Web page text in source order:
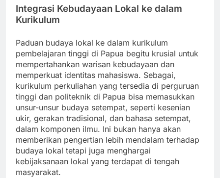
Integrasi Kebudayaan Lokal ke dalam
Kurikulum
Paduan budaya lokal ke dalam kurikulum
pembelajaran tinggi di Papua begitu krusial untuk
mempertahankan warisan kebudayaan dan
memperkuat identitas mahasiswa. Sebagai,
kurikulum perkuliahan yang tersedia di perguruan
tinggi dan politeknik di Papua bisa memasukkan
unsur-unsur budaya setempat, seperti kesenian
ukir, gerakan tradisional, dan bahasa setempat,
dalam komponen ilmu. Ini bukan hanya akan
memberikan pengertian lebih mendalam terhadap
budaya lokal tetapi juga menghargai
kebijaksanaan lokal yang terdapat di tengah
masyarakat.